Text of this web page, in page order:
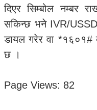
दिएर सिम्बोल नम्बर
सकिन्छ भने IVR/
डायल गरेर वा *१६०१#
छ ।
Page Views: 82